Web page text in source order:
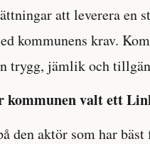
att leverera en
kommunens krav.
trygg, jämlik och
kommunen valt ett
den aktör som har